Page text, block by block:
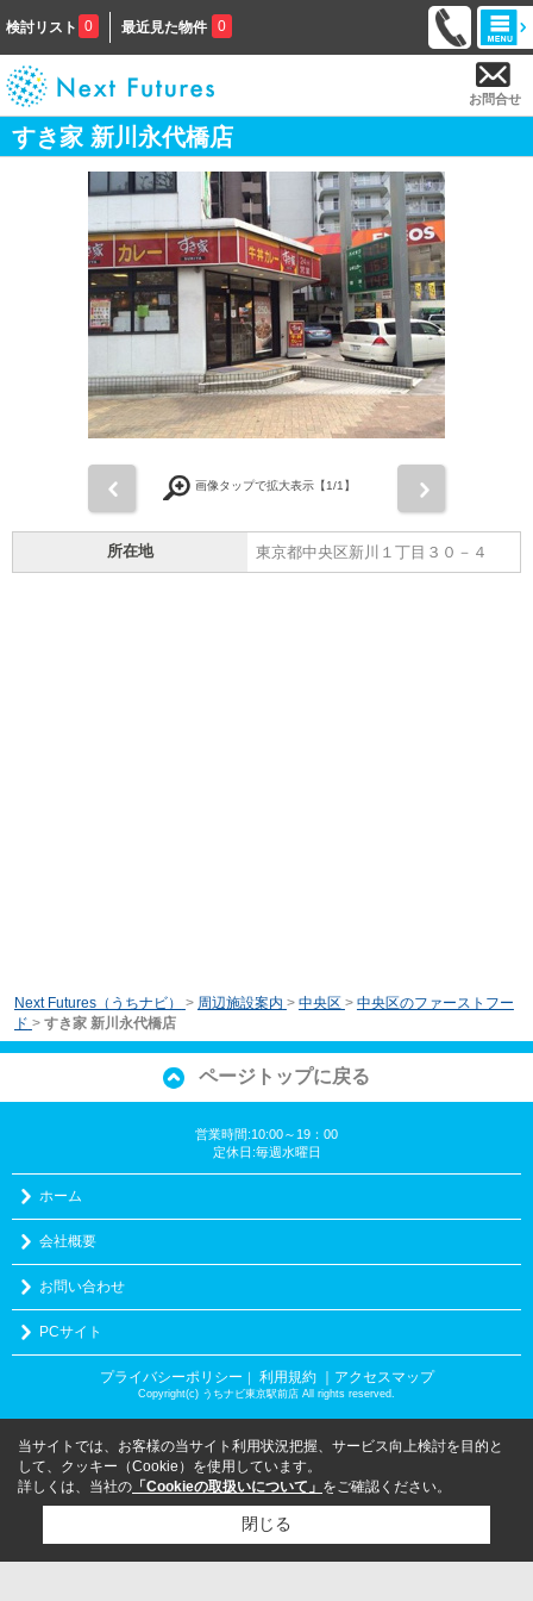
検討リスト 0 最近見た物件 0
お問合せ
すき家 新川永代橋店
画像タップで拡大表示【1/1】
所在地 東京都中央区新川１丁目３０－４
Next Futures（うちナビ） > 周辺施設案内 > 中央区 > 中央区のファーストフー
ド > すき家 新川永代橋店
ページトップに戻る
営業時間:10:00～19：00
定休日:毎週水曜日
ホーム
会社概要
お問い合わせ
PCサイト
プライバシーポリシー ｜ 利用規約 ｜アクセスマップ
Copyright(c) うちナビ東京駅前店 All rights reserved.
当サイトでは、お客様の当サイト利用状況把握、サービス向上検討を目的と
して、クッキー（Cookie）を使用しています。
詳しくは、当社の 「Cookieの取扱いについて」 をご確認ください。
閉じる